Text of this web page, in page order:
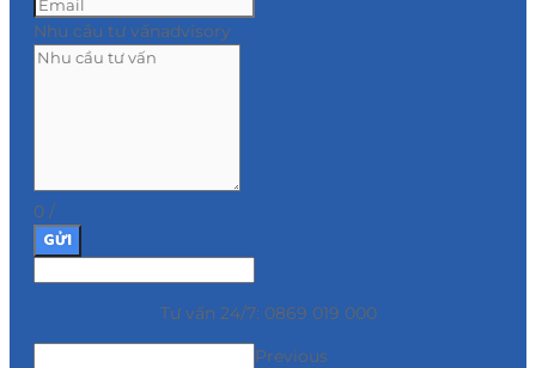
Nhu cầu tư vấnadvisory
0 /
GỬI
Tư vấn 24/7: 0869 019 000
Previous